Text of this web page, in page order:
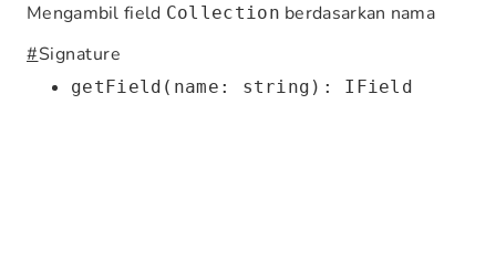
Mengambil field Collection berdasarkan nama
#Signature
getField(name: string): IField